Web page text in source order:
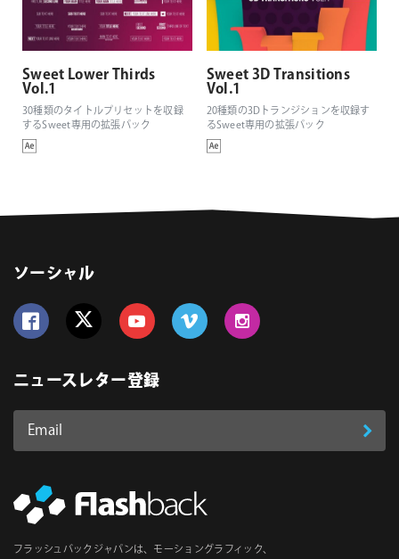
Sweet Lower Thirds
Vol.1
30種類のタイトルプリセットを収録
するSweet専用の拡張パック
Sweet 3D Transitions
Vol.1
20種類の3Dトランジションを収録す
るSweet専用の拡張パック
ソーシャル
ニュースレター登録
Email
ス
必
登
フラッシュバックジャパンは、モーショングラフィック、